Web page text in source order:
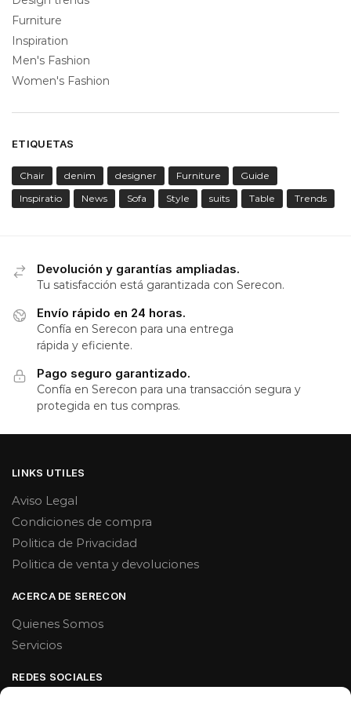
Furniture
Inspiration
Men's Fashion
Women's Fashion
ETIQUETAS
Chair denim designer Furniture
Guide
Inspiratio
News Sofa Style suits Table Trends
Devolución y garantías ampliadas.
Tu satisfacción está garantizada con Serecon.
Envío rápido en 24 horas.
Confía en Serecon para una entrega
rápida y eficiente.
Pago seguro garantizado.
Confía en Serecon para una transacción segura y
protegida en tus compras.
LINKS UTILES
Aviso Legal
Condiciones de compra
Politica de Privacidad
Politica de venta y devoluciones
ACERCA DE SERECON
Quienes Somos
Servicios
REDES SOCIALES